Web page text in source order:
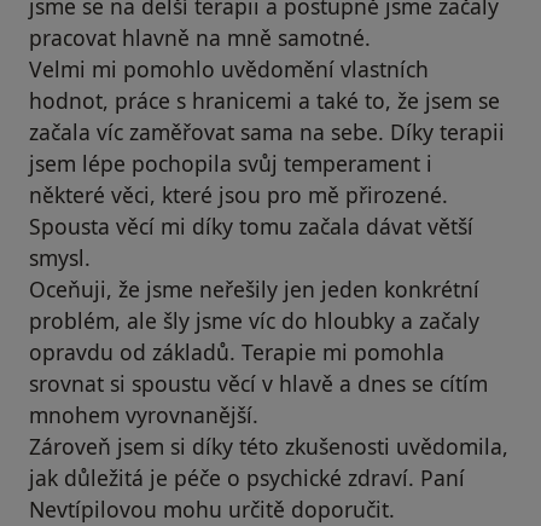
jsme se na delší terapii a postupně jsme začaly
pracovat hlavně na mně samotné.
Velmi mi pomohlo uvědomění vlastních
hodnot, práce s hranicemi a také to, že jsem se
začala víc zaměřovat sama na sebe. Díky terapii
jsem lépe pochopila svůj temperament i
některé věci, které jsou pro mě přirozené.
Spousta věcí mi díky tomu začala dávat větší
smysl.
Oceňuji, že jsme neřešily jen jeden konkrétní
problém, ale šly jsme víc do hloubky a začaly
opravdu od základů. Terapie mi pomohla
srovnat si spoustu věcí v hlavě a dnes se cítím
mnohem vyrovnanější.
Zároveň jsem si díky této zkušenosti uvědomila,
jak důležitá je péče o psychické zdraví. Paní
Nevtípilovou mohu určitě doporučit.